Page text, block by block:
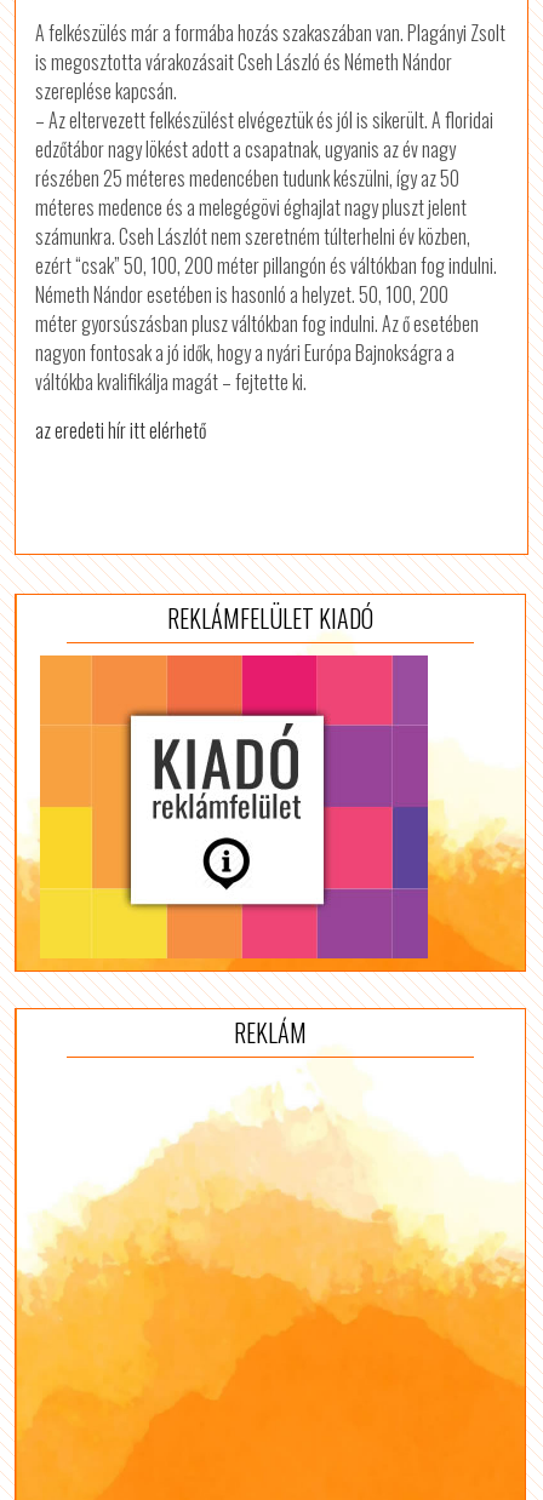
A felkészülés már a formába hozás szakaszában van. Plagányi Zsolt
is megosztotta várakozásait Cseh László és Németh Nándor
szereplése kapcsán.
– Az eltervezett felkészülést elvégeztük és jól is sikerült. A floridai
edzőtábor nagy lökést adott a csapatnak, ugyanis az év nagy
részében 25 méteres medencében tudunk készülni, így az 50
méteres medence és a melegégövi éghajlat nagy pluszt jelent
számunkra. Cseh Lászlót nem szeretném túlterhelni év közben,
ezért “csak” 50, 100, 200 méter pillangón és váltókban fog indulni.
Németh Nándor esetében is hasonló a helyzet. 50, 100, 200
méter gyorsúszásban plusz váltókban fog indulni. Az ő esetében
nagyon fontosak a jó idők, hogy a nyári Európa Bajnokságra a
váltókba kvalifikálja magát – fejtette ki.
az eredeti hír itt elérhető
REKLÁMFELÜLET KIADÓ
REKLÁM